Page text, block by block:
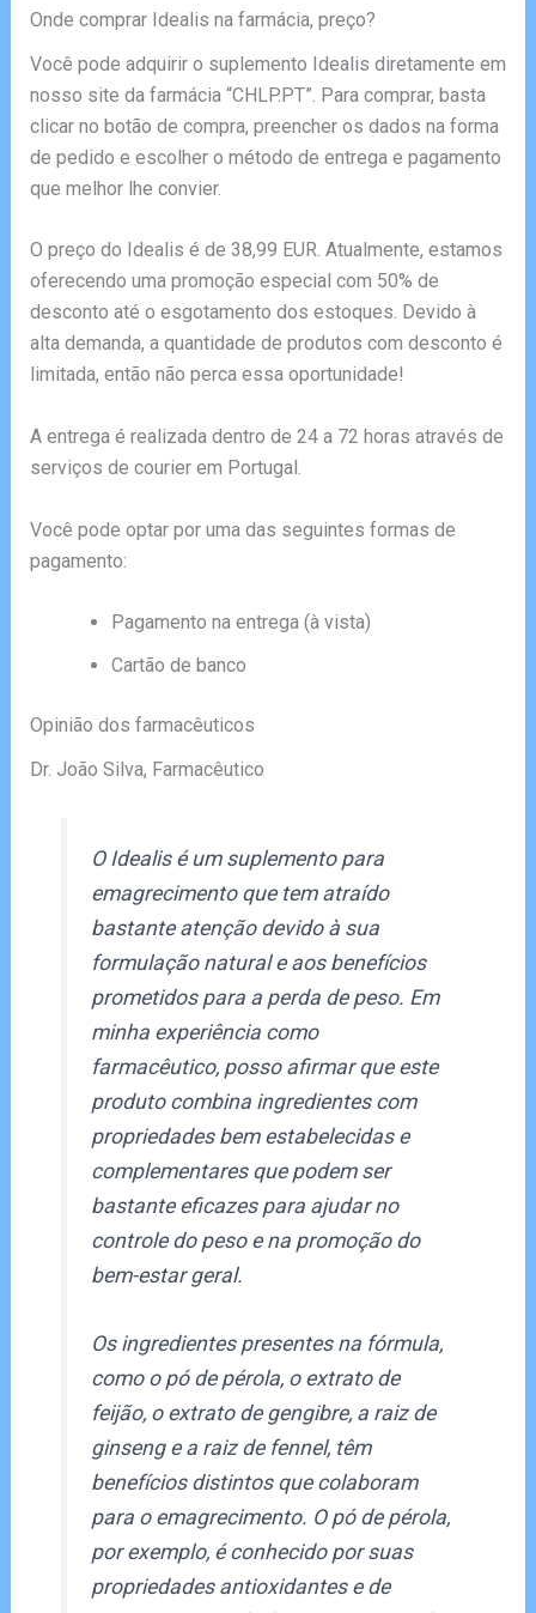
Onde comprar Idealis na farmácia, preço?
Você pode adquirir o suplemento Idealis diretamente em
nosso site da farmácia “CHLP.PT”. Para comprar, basta
clicar no botão de compra, preencher os dados na forma
de pedido e escolher o método de entrega e pagamento
que melhor lhe convier.
O preço do Idealis é de 38,99 EUR. Atualmente, estamos
oferecendo uma promoção especial com 50% de
desconto até o esgotamento dos estoques. Devido à
alta demanda, a quantidade de produtos com desconto é
limitada, então não perca essa oportunidade!
A entrega é realizada dentro de 24 a 72 horas através de
serviços de courier em Portugal.
Você pode optar por uma das seguintes formas de
pagamento:
Pagamento na entrega (à vista)
Cartão de banco
Opinião dos farmacêuticos
Dr. João Silva, Farmacêutico
O Idealis é um suplemento para
emagrecimento que tem atraído
bastante atenção devido à sua
formulação natural e aos benefícios
prometidos para a perda de peso. Em
minha experiência como
farmacêutico, posso afirmar que este
produto combina ingredientes com
propriedades bem estabelecidas e
complementares que podem ser
bastante eficazes para ajudar no
controle do peso e na promoção do
bem-estar geral.
Os ingredientes presentes na fórmula,
como o pó de pérola, o extrato de
feijão, o extrato de gengibre, a raiz de
ginseng e a raiz de fennel, têm
benefícios distintos que colaboram
para o emagrecimento. O pó de pérola,
por exemplo, é conhecido por suas
propriedades antioxidantes e de